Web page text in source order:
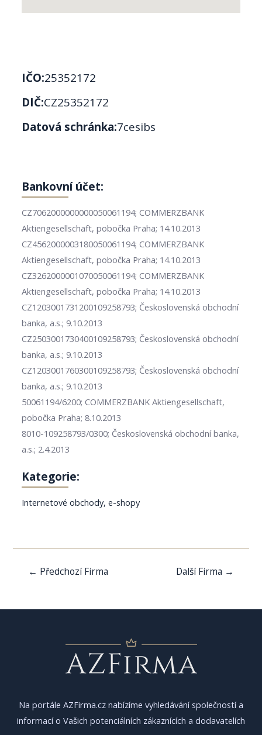
IČO:25352172
DIČ:CZ25352172
Datová schránka:7cesibs
Bankovní účet:
CZ7062000000000050061194; COMMERZBANK
Aktiengesellschaft, pobočka Praha; 14.10.2013
CZ4562000003180050061194; COMMERZBANK
Aktiengesellschaft, pobočka Praha; 14.10.2013
CZ3262000001070050061194; COMMERZBANK
Aktiengesellschaft, pobočka Praha; 14.10.2013
CZ1203001731200109258793; Československá obchodní
banka, a.s.; 9.10.2013
CZ2503001730400109258793; Československá obchodní
banka, a.s.; 9.10.2013
CZ1203001760300109258793; Československá obchodní
banka, a.s.; 9.10.2013
50061194/6200; COMMERZBANK Aktiengesellschaft,
pobočka Praha; 8.10.2013
8010-109258793/0300; Československá obchodní banka,
a.s.; 2.4.2013
Kategorie:
Internetové obchody, e-shopy
Navigace
← Předchozí Firma Další Firma →
Na portále AZFirma.cz nabízíme vyhledávání společností a
informací o Vašich potenciálních zákaznících a dodavatelích